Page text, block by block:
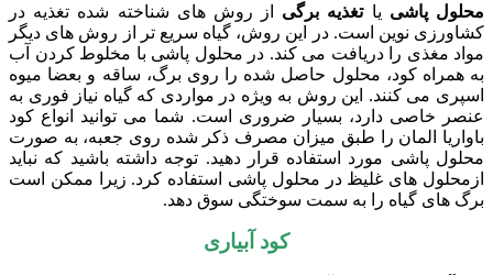
محلول پاشی یاتغذیه برگی از روش‌ های شناخته ‌شده تغذیه در
کشاورزی نوین است. در این روش، گیاه سریع‌ تر از روش‌ های دیگر
مواد مغذی را دریافت می‌ کند. در محلول پاشی با مخلوط کردن آب
به همراه کود، محلول حاصل شده را روی برگ‌، ساقه و بعضا میوه
اسپری می کنند. این روش به ویژه در مواردی که گیاه نیاز فوری به
عنصر خاصی دارد، بسیار ضروری است. شما می توانید انواع کود
باواریا المان را طبق میزان مصرف ذکر شده روی جعبه، به صورت
محلول پاشی مورد استفاده قرار دهید. توجه داشته باشید که نباید
ازمحلول های غلیظ در محلول پاشی استفاده کرد. زیرا ممکن است
برگ‌ های گیاه را به سمت سوختگی سوق دهد.
کود آبیاری